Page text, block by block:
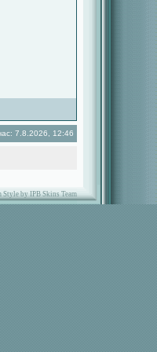
7.8.2026, 12:46
Style by IPB Skins Team